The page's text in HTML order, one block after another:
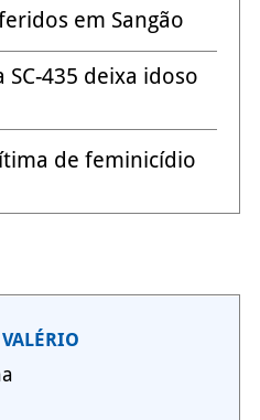
em Sangão
435 deixa idoso
de feminicídio